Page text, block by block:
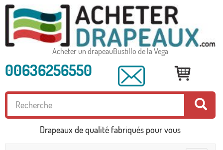
Acheter un drapeauBustillo de la Vega
00636256550
Drapeaux de qualité fabriqués pour vous